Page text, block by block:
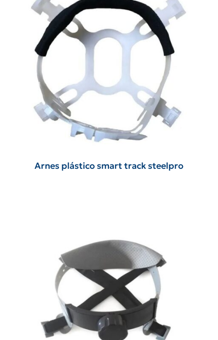
Arnes plástico smart track steelpro